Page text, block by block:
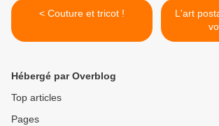
< Couture et tricot !
L'art
Hébergé par Overblog
Top articles
Pages